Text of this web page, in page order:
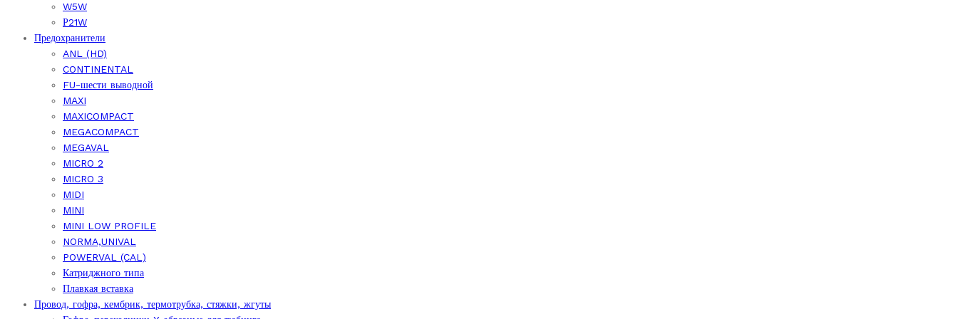
W5W
Р21W
Предохранители
ANL (HD)
CONTINENTAL
FU-шести выводной
MAXI
MAXICOMPACT
MEGACOMPACT
MEGAVAL
MICRO 2
MICRO 3
MIDI
MINI
MINI LOW PROFILE
NORMA,UNIVAL
POWERVAL (CAL)
Катриджного типа
Плавкая вставка
Провод, гофра, кембрик, термотрубка, стяжки, жгуты